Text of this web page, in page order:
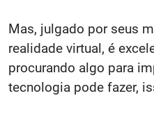
Mas, julgado por seus
realidade virtual, é
procurando algo para
tecnologia pode fazer,